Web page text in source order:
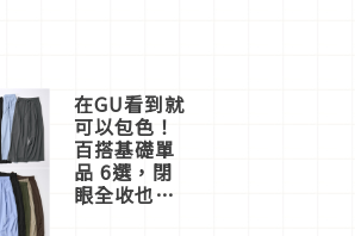
在GU看到就
可以包色！
百搭基礎單
品 6選，閉
眼全收也不